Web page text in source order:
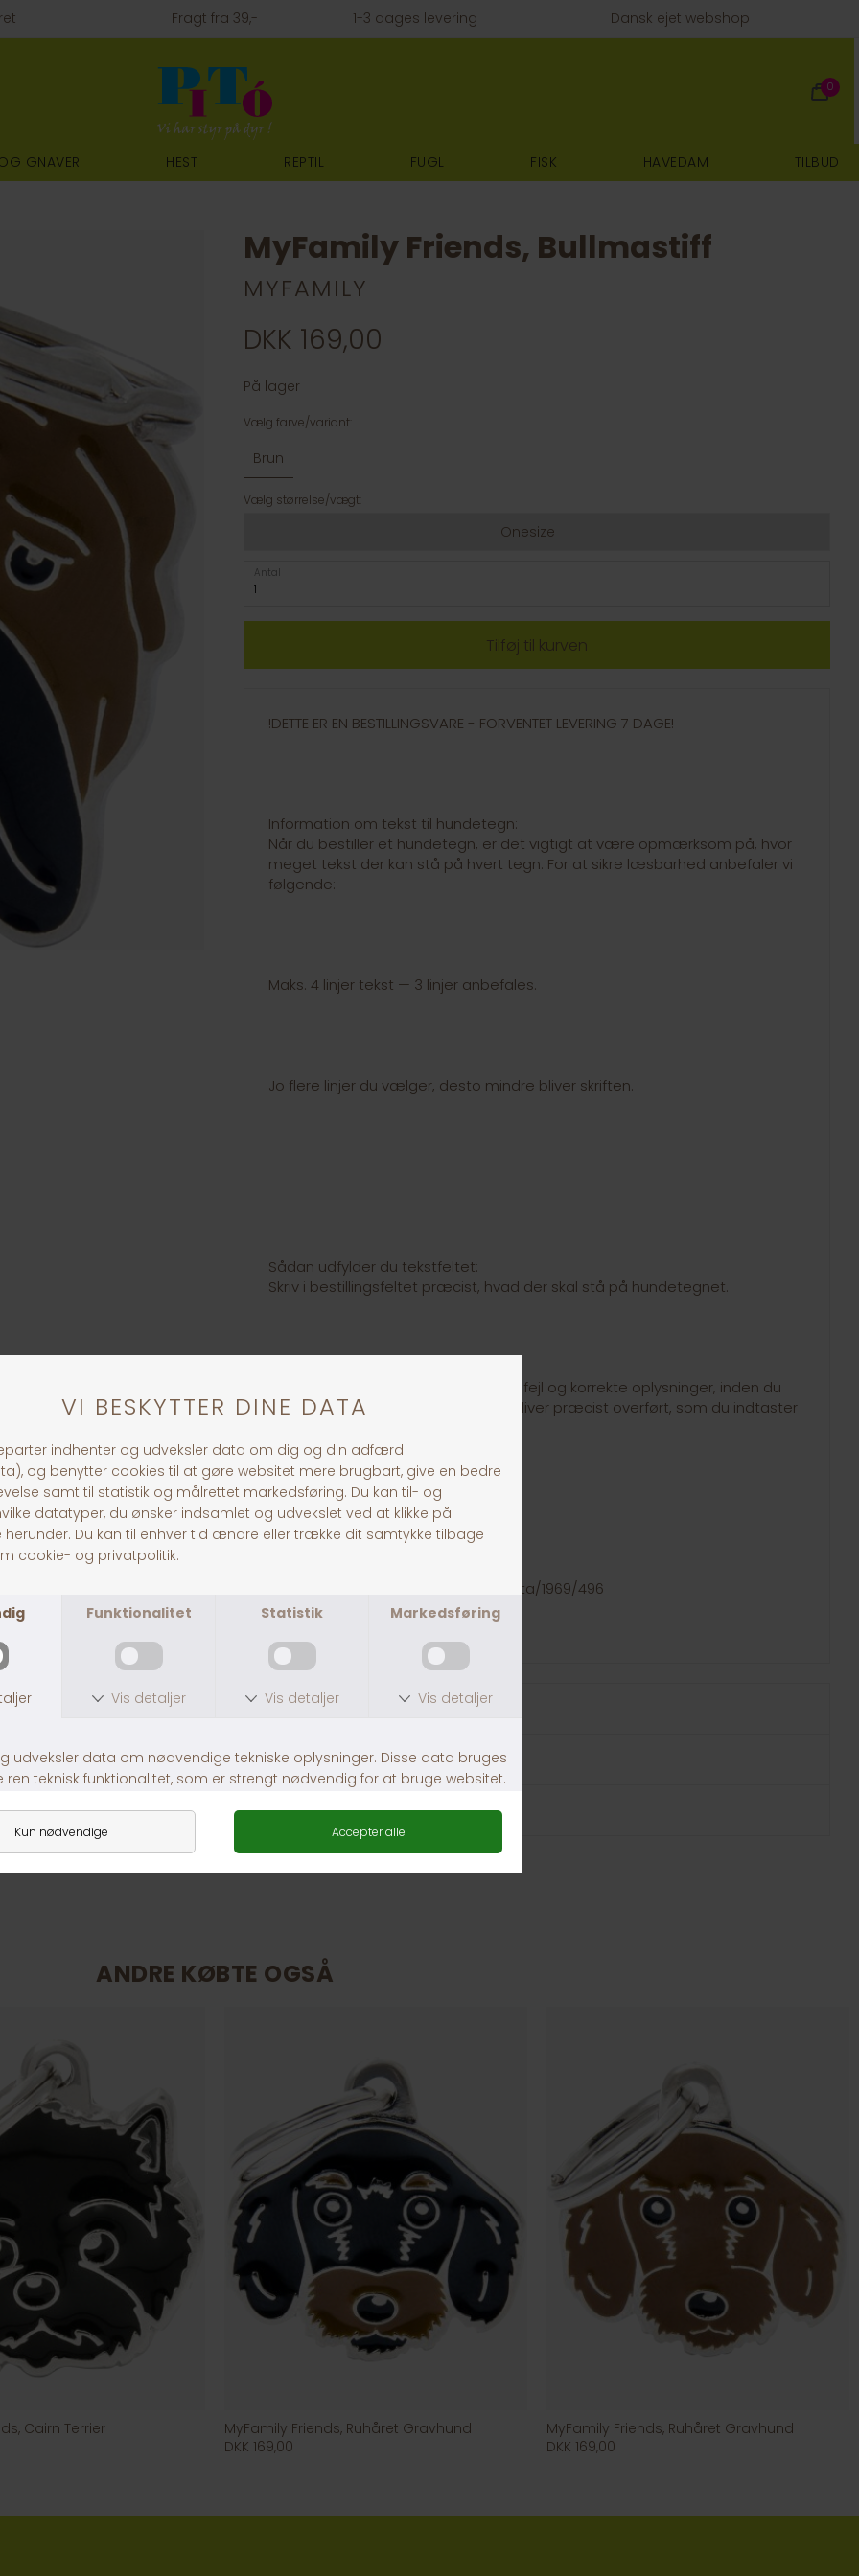
Fragt fra 39,- 1-3 dages levering Dansk ejet webshop
0
GNAVER HEST REPTIL FUGL FISK HAVEDAM TILBUD
MyFamily Friends, Bullmastiff
MYFAMILY
DKK 169,00
På lager
Vælg farve/variant:
Brun
Vælg størrelse/vægt:
Onesize
Antal
!DETTE ER EN BESTILLINGSVARE - FORVENTET LEVERING 7 DAGE!
Information om tekst til hundetegn:
Når du bestiller et hundetegn, er det vigtigt at være opmærksom på, hvor
meget tekst der kan stå på hvert tegn. For at sikre læsbarhed anbefaler vi
følgende:
Maks. 4 linjer tekst — 3 linjer anbefales.
Jo flere linjer du vælger, desto mindre bliver skriften.
Sådan udfylder du tekstfeltet:
Skriv i bestillingsfeltet præcist, hvad der skal stå på hundetegnet.
Husk: Tjek venligst din tekst for stavefejl og korrekte oplysninger, inden du
gennemfører bestillingen. Teksten bliver præcist overført, som du indtaster
https://www.retsinformation.dk/eli/lta/1969/496
30 dages returret
Fragt fra 39,-
1-3 dages levering
ANDRE KØBTE OGSÅ
Cairn Terrier
MyFamily Friends, Ruhåret Gravhund
DKK 169,00
MyFamily Friends, Ruhåret Gravhund
DKK 169,00